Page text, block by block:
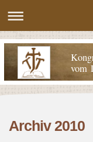
vom
Archiv 2010